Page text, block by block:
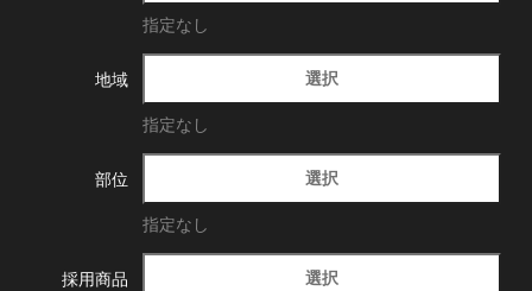
指定なし
地域 選択
指定なし
部位 選択
指定なし
採用商品 選択